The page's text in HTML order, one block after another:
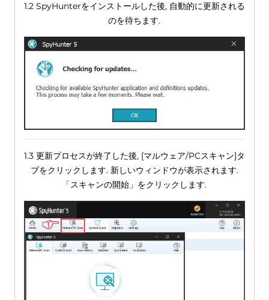
1.2 SpyHunterをインストールした後, 自動的に更新される
のを待ちます.
1.3 更新プロセスが終了した後, [マルウェア/PCスキャン]タ
ブをクリックします. 新しいウィンドウが表示されます.
「スキャンの開始」をクリックします.